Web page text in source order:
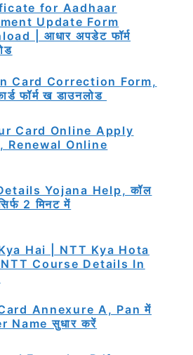
for Aadhaar
Update Form
| आधार अपडेट फॉर्म
Card Correction Form,
फॉर्म ख डाउनलोड
Card Online Apply
Renewal Online
Yojana Help, कॉल
2 मिनट में
Hai | NTT Kya Hota
Course Details In
Annexure A, Pan में
Name सुधार करें